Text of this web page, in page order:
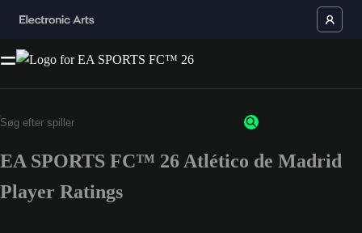
EA SPORTS FC™ 26 Atlético de Madrid
Player Ratings